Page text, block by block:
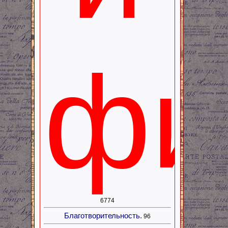
6774
Благотворительность. 96